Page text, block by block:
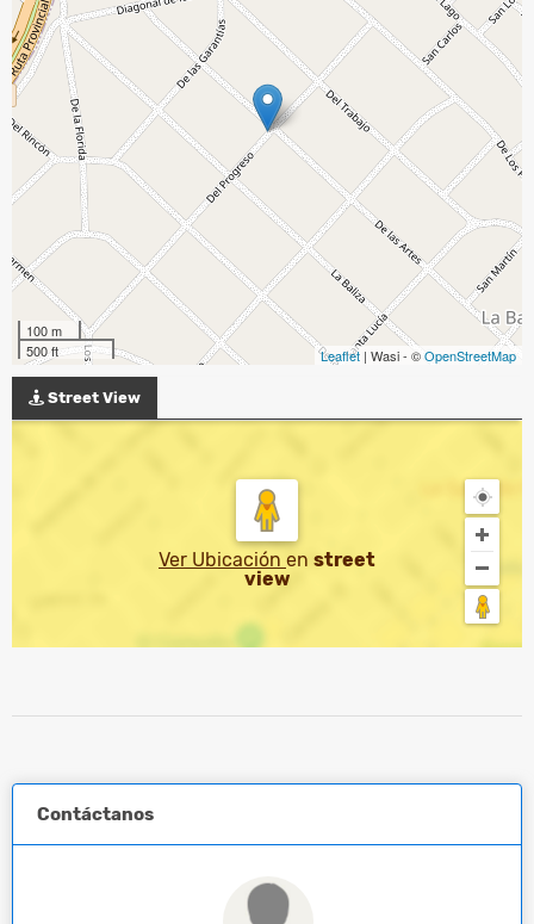
100 m
500 ft
Leaflet | Wasi - ©OpenStreetMap
Street View
Ver Ubicación en street
view
Contáctanos